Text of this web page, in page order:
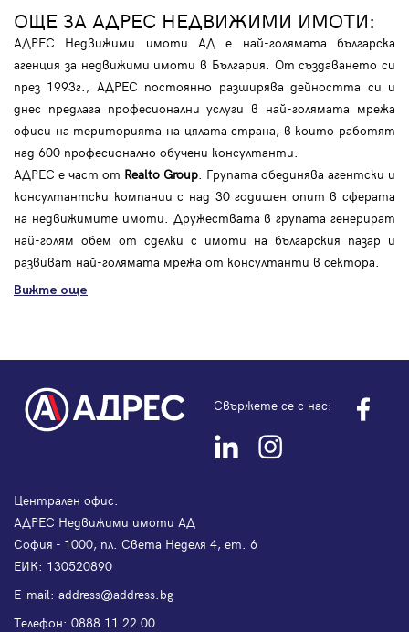
ОЩЕ ЗА АДРЕС НЕДВИЖИМИ ИМОТИ:
АДРЕС Недвижими имоти АД е най-голямата българска
агенция за недвижими имоти в България. От създаването си
през 1993г., АДРЕС постоянно разширява дейността си и
днес предлага професионални услуги в най-голямата мрежа
офиси на територията на цялата страна, в които работят
над 600 професионално обучени консултанти.
АДРЕС е част от Realto Group. Групата обединява агентски и
консултантски компании с над 30 годишен опит в сферата
на недвижимите имоти. Дружествата в групата генерират
най-голям обем от сделки с имоти на българския пазар и
развиват най-голямата мрежа от консултанти в сектора.
Вижте още
Свържете се с нас:
Централен офис:
АДРЕС Недвижими имоти АД
София - 1000, пл. Света Неделя 4, ет. 6
ЕИК: 130520890
Е-mail: address@address.bg
Телефон: 0888 11 22 00